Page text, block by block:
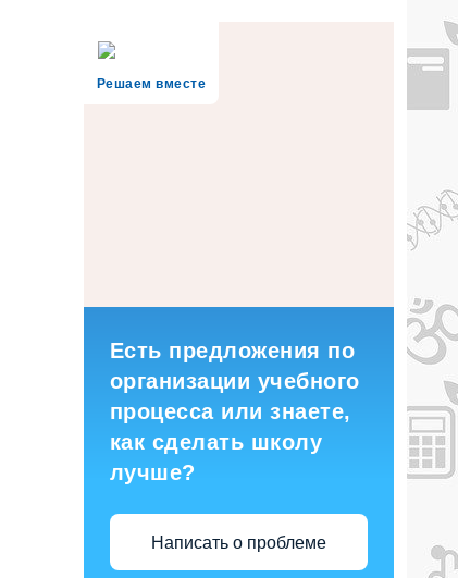
Решаем вместе
Есть предложения по
организации учебного
процесса или знаете,
как сделать школу
лучше?
Написать о проблеме